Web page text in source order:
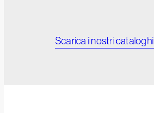
Scarica i nostri cataloghi